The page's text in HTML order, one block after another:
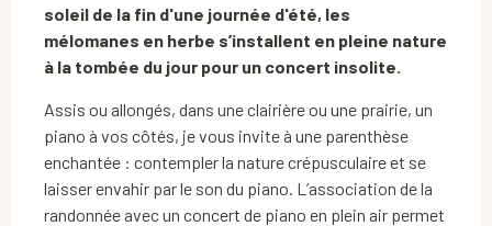
soleil de la fin d'une journée d'été, les
mélomanes en herbe s’installent en pleine nature
à la tombée du jour pour un concert insolite.
Assis ou allongés, dans une clairière ou une prairie, un
piano à vos côtés, je vous invite à une parenthèse
enchantée : contempler la nature crépusculaire et se
laisser envahir par le son du piano. L’association de la
randonnée avec un concert de piano en plein air permet